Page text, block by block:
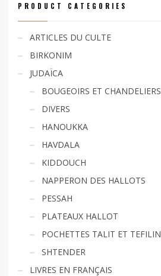
PRODUCT CATEGORIES
ARTICLES DU CULTE
BIRKONIM
JUDAÏCA
BOUGEOIRS ET CHANDELIERS
DIVERS
HANOUKKA
HAVDALA
KIDDOUCH
NAPPERON DES HALLOTS
PESSAH
PLATEAUX HALLOT
POCHETTES TALIT ET TEFILIN
SHTENDER
LIVRES EN FRANÇAIS